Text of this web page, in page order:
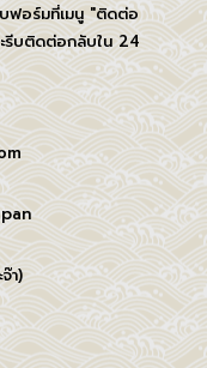
บฟอร์มที่เมนู "ติดต่อ
ะรีบติดต่อกลับใน 24
า)